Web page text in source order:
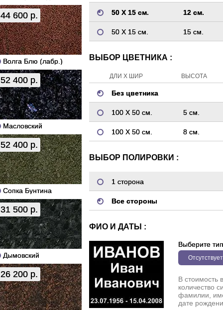
44 600 р.
Волга Блю (лабр.)
52 400 р.
Масловский
52 400 р.
Сопка Бунтина
31 500 р.
Дымовский
26 200 р.
50 Х 15 см. 12 см.
50 Х 15 см. 15 см.
ВЫБОР ЦВЕТНИКА :
ДЛИ Х ШИР ВЫСОТА
Без цветника
100 Х 50 см. 5 см.
100 Х 50 см. 8 см.
ВЫБОР ПОЛИРОВКИ :
1 сторона
Все стороны
ФИО И ДАТЫ :
Выберите тип
Отсутствует
В стоимость
количество
фамилии,
дате